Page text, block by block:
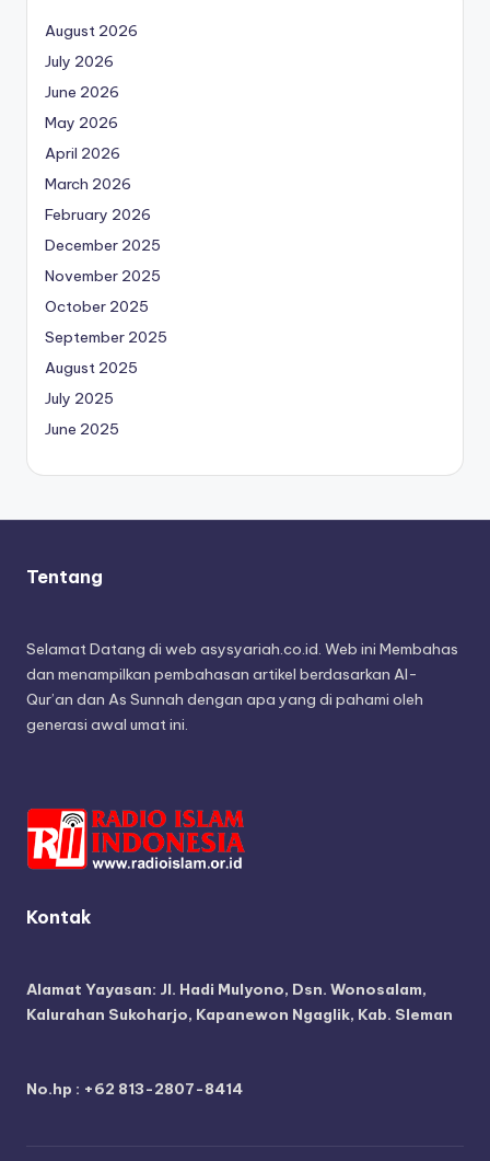
August 2026
July 2026
June 2026
May 2026
April 2026
March 2026
February 2026
December 2025
November 2025
October 2025
September 2025
August 2025
July 2025
June 2025
Tentang
Selamat Datang di web asysyariah.co.id. Web ini Membahas
dan menampilkan pembahasan artikel berdasarkan Al-
Qur’an dan As Sunnah dengan apa yang di pahami oleh
generasi awal umat ini.
Kontak
Alamat Yayasan: Jl. Hadi Mulyono, Dsn. Wonosalam,
Kalurahan Sukoharjo, Kapanewon Ngaglik, Kab. Sleman
No.hp : +62 813-2807-8414